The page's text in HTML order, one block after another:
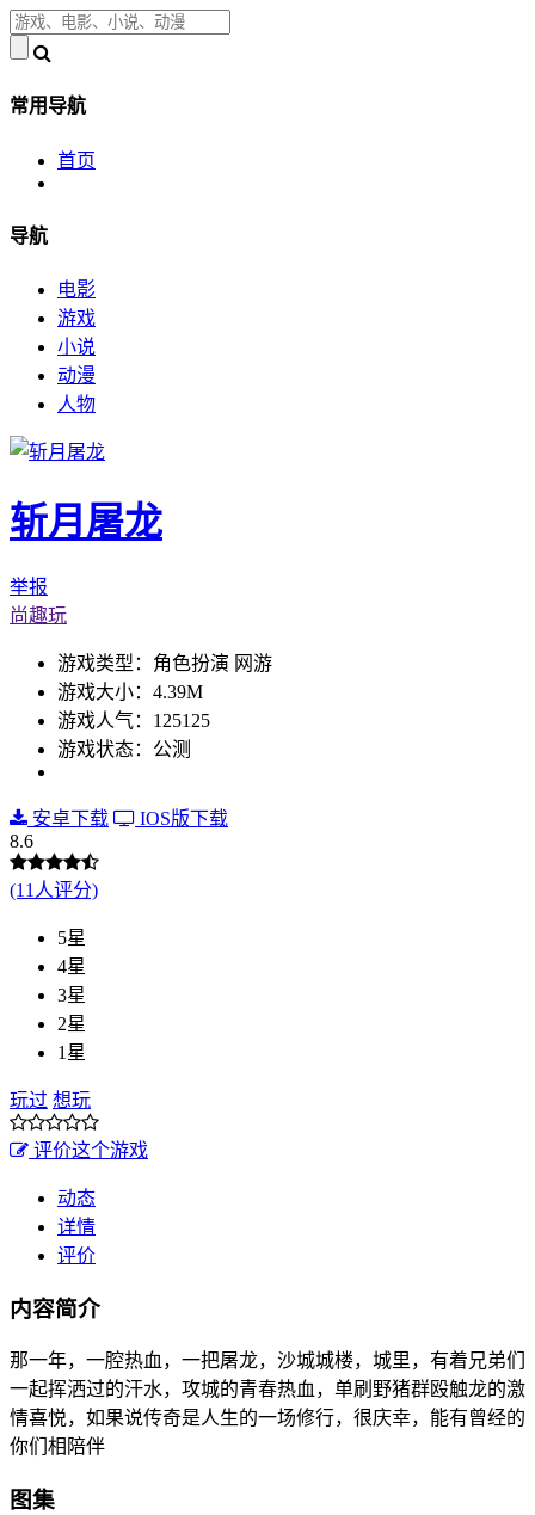
常用导航
首页
导航
电影
游戏
小说
动漫
人物
斩月屠龙
举报
尚趣玩
游戏类型：角色扮演 网游
游戏大小：4.39M
游戏人气：125125
游戏状态：公测
安卓下载
IOS版下载
8.6
(11人评分)
5星
4星
3星
2星
1星
玩过 想玩
评价这个游戏
动态
详情
评价
内容简介
那一年，一腔热血，一把屠龙，沙城城楼，城里，有着兄弟们
一起挥洒过的汗水，攻城的青春热血，单刷野猪群殴触龙的激
情喜悦，如果说传奇是人生的一场修行，很庆幸，能有曾经的
你们相陪伴
图集